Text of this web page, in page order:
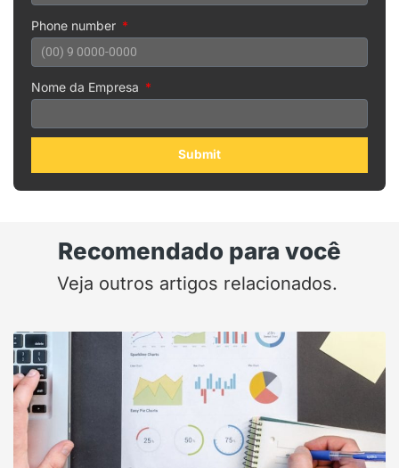
Phone number
Nome da Empresa
Submit
Recomendado para você
Veja outros artigos relacionados.